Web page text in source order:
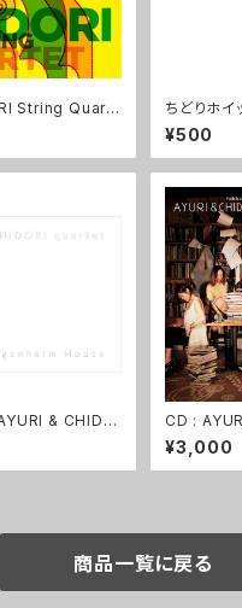
String Quart
moment
ちどりホイ
<NEW!>
¥500
& CHIDO
at Guggen
CD :
tet『
¥3,000
商品一覧に戻る